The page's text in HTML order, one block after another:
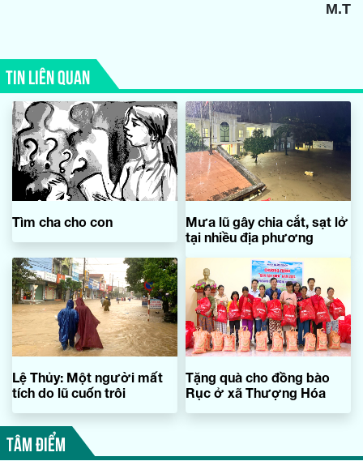
M.T
TIN LIÊN QUAN
Tìm cha cho con
Mưa lũ gây chia cắt, sạt lở
tại nhiều địa phương
Lệ Thủy: Một người mất
tích do lũ cuốn trôi
Tặng quà cho đồng bào
Rục ở xã Thượng Hóa
TÂM ĐIỂM